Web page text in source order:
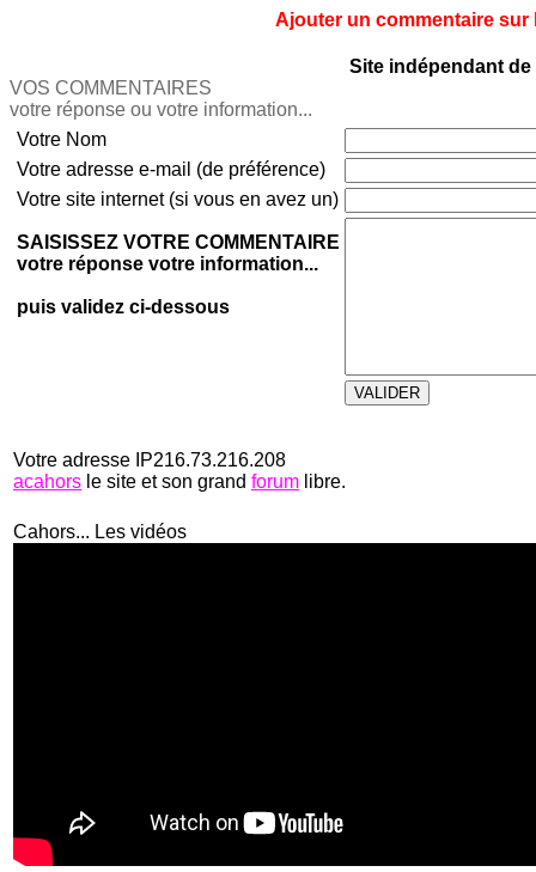
Ajouter un commentaire sur
Site indépendant de
VOS COMMENTAIRES
votre réponse ou votre information...
Votre Nom
Votre adresse e-mail (de préférence)
Votre site internet (si vous en avez un)
SAISISSEZ VOTRE COMMENTAIRE
votre réponse votre information...
puis validez ci-dessous
Votre adresse IP216.73.216.208
acahors le site et son grand forum libre.
Cahors... Les vidéos